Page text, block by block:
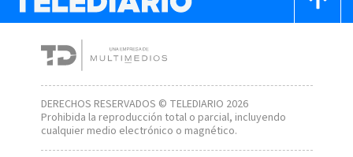
DERECHOS RESERVADOS © TELEDIARIO 2026
Prohibida la reproducción total o parcial, incluyendo
cualquier medio electrónico o magnético.